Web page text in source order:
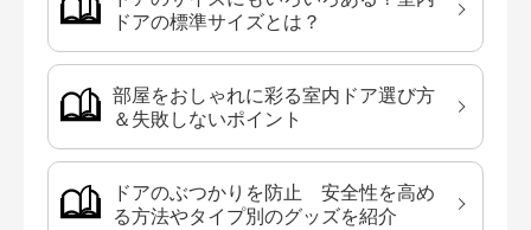
ドアの標準サイズとは？
部屋をおしゃれに彩る室内ドア選び方
＆失敗しないポイント
ドアのぶつかりを防止 安全性を高め
る方法やタイプ別のグッズを紹介